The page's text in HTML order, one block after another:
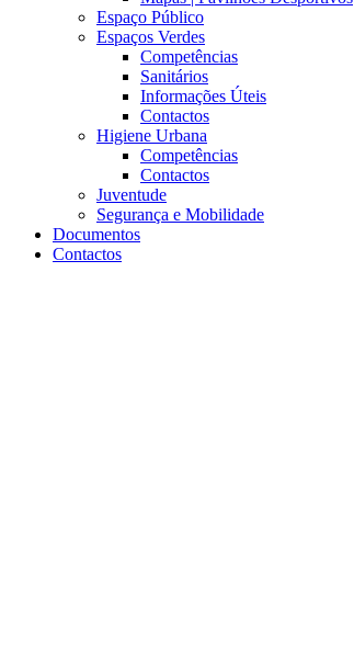
Espaço Público
Espaços Verdes
Competências
Sanitários
Informações Úteis
Contactos
Higiene Urbana
Competências
Contactos
Juventude
Segurança e Mobilidade
Documentos
Contactos